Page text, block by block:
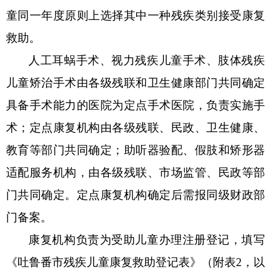
童同一年度原则上选择其中一种残疾类别接受康复
救助。
人工耳蜗手术、视力残疾儿童手术、肢体残疾
儿童矫治手术由各级残联和卫生健康部门共同确定
具备手术能力的医院为定点手术医院，负责实施手
术；定点康复机构由各级残联、民政、卫生健康、
教育等部门共同确定；助听器验配、假肢和矫形器
适配服务机构，由各级残联、市场监管、民政等部
门共同确定。定点康复机构确定后需报同级财政部
门备案。
康复机构负责为受助儿童办理注册登记，填写
《吐鲁番市残疾儿童康复救助登记表》（附表2，以